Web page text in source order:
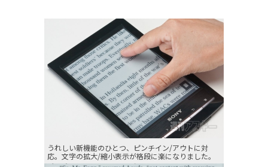
うれしい新機能のひとつ、ピンチイン/アウトに対
応。文字の拡大/縮小表示が格段に楽になりました。